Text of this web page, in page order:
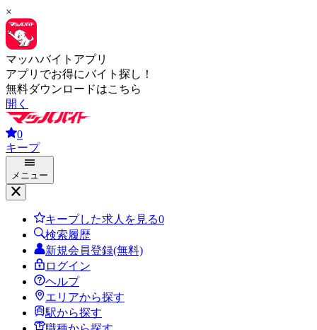
×
マッハバイトアプリ
アプリでお得にバイト探し！
無料ダウンロードはこちら
開く
0
キープ
メニュー
キープした求人を見る0
検索履歴
新規会員登録(無料)
ログイン
ヘルプ
エリアから探す
駅から探す